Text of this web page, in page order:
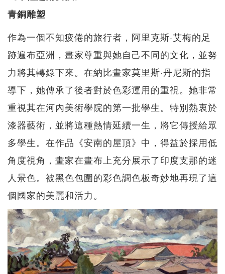
青銅雕塑
作為一個不知疲倦的旅行者，阿里克斯·艾梅的足
跡遍布亞洲，畫家尊重與她自己不同的文化，並努
力將其轉錄下來。在納比畫家莫里斯·丹尼斯的指
導下，她傳承了後者對於色彩運用的重視。她非常
重視其在河內美術學院的第一批學生。特別熱衷於
漆器藝術，並將這種熱情延續一生，將它傳授給眾
多學生。在作品《安南的屋頂》中，得益於採用低
角度視角，畫家在畫布上充分展示了印度支那的迷
人景色。被黑色包圍的彩色調色板奇妙地再現了這
個國家的美麗和活力。